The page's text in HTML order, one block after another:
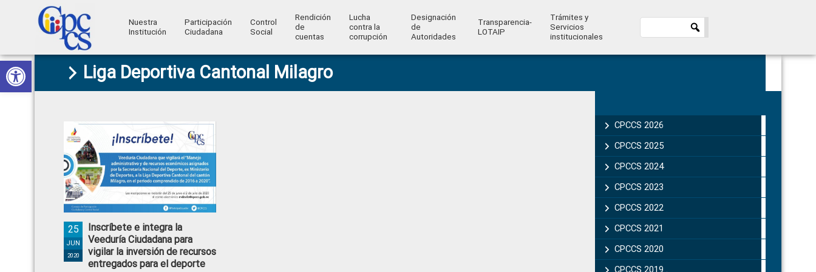
Abrir barra de herramientas
Skip
to
primary
Skip
to
main
Skip
to
primary
Skip
to
footer
Consejo
Ciudadana
Control
Social
Construyendo
Ciudadano
Nuestra
Institución
Participación
Ciudadana
Control
Social
Rendición
de
cuentas
Lucha
contra la
corrupción
Designación
de
Autoridades
Transparencia-
LOTAIP
Trámites y
Servicios
institucionales
Liga Deportiva Cantonal Milagro
Inscríbete e integra la
Veeduría Ciudadana para
vigilar la inversión de recursos
entregados para el deporte
25
JUN
2020
Sidebar
CPCCS 2026
CPCCS 2025
CPCCS 2024
CPCCS 2023
CPCCS 2022
CPCCS 2021
CPCCS 2020
CPCCS 2019 .